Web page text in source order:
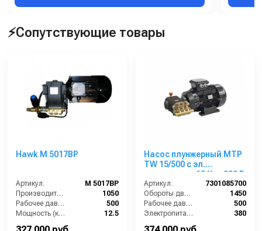
⚡Сопутствующие товары
Hawk M 5017BP
Артикул:
M 5017BP
Производительность (л/ч):
1050
Рабочее давление (бар):
500
Мощность (кВт):
12.5
Насос плунжерный MTP
TW 15/500 с эл.
двигателем 15 Квт 380 В
Артикул:
7301085700
Обороты двигателя (об/мин):
1450
Рабочее давление (бар):
500
Электропитание (В):
380